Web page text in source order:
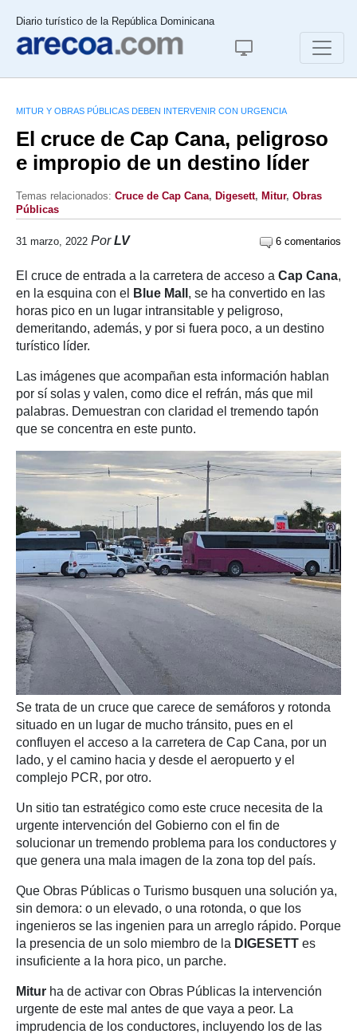
Diario turístico de la República Dominicana
MITUR Y OBRAS PÚBLICAS DEBEN INTERVENIR CON URGENCIA
El cruce de Cap Cana, peligroso
e impropio de un destino líder
Temas relacionados: Cruce de Cap Cana, Digesett, Mitur, Obras
Públicas
31 marzo, 2022 PorLV 6 comentarios
El cruce de entrada a la carretera de acceso a Cap Cana,
en la esquina con el
Blue Mall , se ha convertido en las
horas pico en un lugar intransitable y peligroso,
demeritando, además, y por si fuera poco, a un destino
turístico líder.
Las imágenes que acompañan esta información hablan
por sí solas y valen, como dice el refrán, más que mil
palabras. Demuestran con claridad el tremendo tapón
que se concentra en este punto.
Se trata de un cruce que carece de semáforos y rotonda
situado en un lugar de mucho tránsito, pues en el
confluyen el acceso a la carretera de Cap Cana, por un
lado, y el camino hacia y desde el aeropuerto y el
complejo PCR, por otro.
Un sitio tan estratégico como este cruce necesita de la
urgente intervención del Gobierno con el fin de
solucionar un tremendo problema para los conductores y
que genera una mala imagen de la zona top del país.
Que Obras Públicas o Turismo busquen una solución ya,
sin demora: o un elevado, o una rotonda, o que los
ingenieros se las ingenien para un arreglo rápido. Porque
la presencia de un solo miembro de la DIGESETT es
insuficiente a la hora pico, un parche.
Mitur ha de activar con Obras Públicas la intervención
urgente de este mal antes de que vaya a peor. La
imprudencia de los conductores, incluyendo los de las